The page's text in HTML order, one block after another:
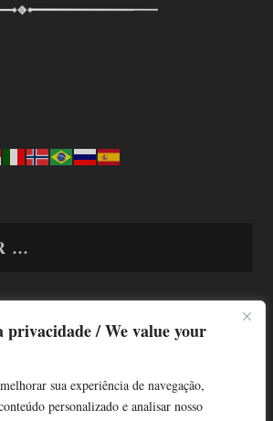
privacidade / We value your
sua experiência de navegação,
personalizado e analisar nosso